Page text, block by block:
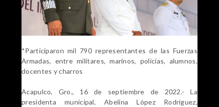
*Participaron mil 790 representantes de las Fuerzas
Armadas, entre militares, marinos, policías, alumnos,
docentes y charros
Acapulco, Gro., 16 de septiembre de 2022.- La
presidenta municipal, Abelina López Rodríguez,